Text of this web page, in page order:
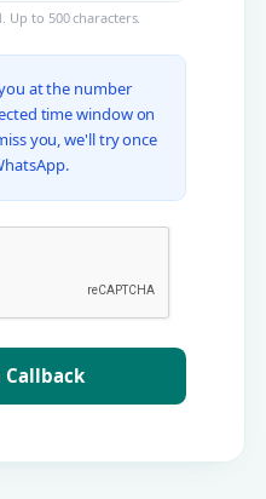
Up to 500 characters.
at the number
time window on
you, we'll try once
Callback